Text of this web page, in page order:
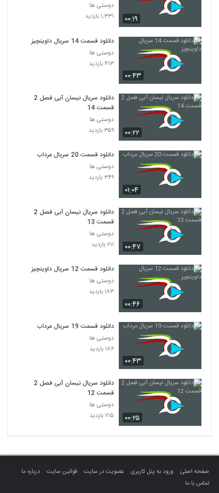
۰۰:۱۹
دوستی ها
۱,۳۳۱ بازدید
۰۰:۴۳
دانلود قسمت 14 سریال داوینچیز
دوستی ها
۴۱۳ بازدید
۰۰:۲۲
دانلود سریال نیسان آبی فصل 2
قسمت 14
دوستی ها
۳۵۹ بازدید
۰۱:۰۴
دانلود قسمت 20 سریال مرداب
دوستی ها
۳۴۹ بازدید
۰۰:۴۷
دانلود سریال نیسان آبی فصل 2
قسمت 13
دوستی ها
۲۱۱ بازدید
۰۰:۴۶
دانلود قسمت 12 سریال داوینچیز
دوستی ها
۱۸۳ بازدید
۰۰:۴۳
دانلود قسمت 19 سریال مرداب
دوستی ها
۱۸۶ بازدید
۰۰:۲۵
دانلود سریال نیسان آبی فصل 2
قسمت 12
دوستی ها
۲۱۵ بازدید
صفحه اصلی ورود به پنل کاربری عضویت در سایت قوانین سایت
درباره ما
تماس با ما